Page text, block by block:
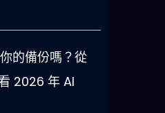
的備份嗎？從
2026 年 AI